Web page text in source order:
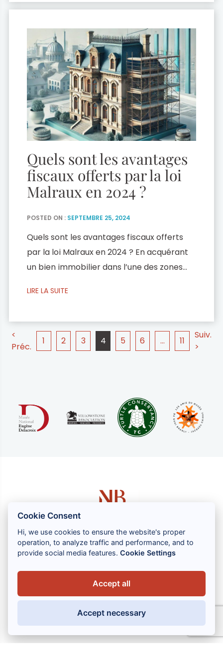
valeurs, titres ou droits, des créances
complément de […]
Quels sont les avantages
fiscaux offerts par la loi
Malraux en 2024 ?
POSTED ON : SEPTEMBRE 25, 2024
Quels sont les avantages fiscaux offerts
par la loi Malraux en 2024 ? En acquérant
un bien immobilier dans l’une des zones
bénéficier d’une réduction d’impôt de
Quel est l’avantage fiscal de la […]
LIRE LA SUITE
<
Préc.
1 2 3 4 5 6 … 11
Suiv.
>
1 rue Louis GASSIN - 06300 NICE
Nos services
Liens utiles
Cookie Consent
Hi, we use cookies to ensure the website's proper
operation, to analyze traffic and performance, and to
provide social media features.Cookie Settings
Accept all
Accept necessary